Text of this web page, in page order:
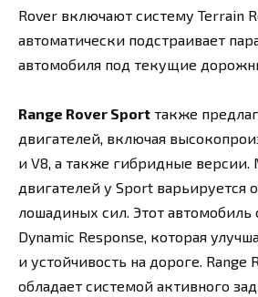
Rover включают систему Terrain
автоматически подстраивает
автомобиля под текущие
Range Rover Sport также
двигателей, включая
и V8, а также гибридные
двигателей у Sport варьируется
лошадиных сил. Этот
Dynamic Response, которая
и устойчивость на дороге. Range
обладает системой активного